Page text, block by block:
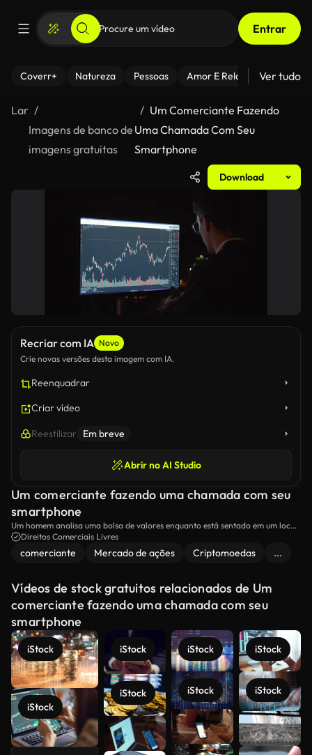
Entrar
Coverr+ Natureza Pessoas Amor E Relacionamentos
Ver tudo
Lar
Imagens de banco de
imagens gratuitas
Um Comerciante Fazendo
Uma Chamada Com Seu
Smartphone
Download
Recriar com IA Novo
Crie novas versões desta imagem com IA.
Reenquadrar
Criar vídeo
Reestilizar Em breve
Abrir no AI Studio
Um comerciante fazendo uma chamada com seu
smartphone
Um homem analisa uma bolsa de valores enquanto está sentado em um local
de trabalho.
Direitos Comerciais Livres
comerciante Mercado de ações Criptomoedas ...
Vídeos de stock gratuitos relacionados de Um
comerciante fazendo uma chamada com seu
smartphone
iStock
iStock
iStock
iStock
iStock
iStock
iStock
iStock
Veja mais